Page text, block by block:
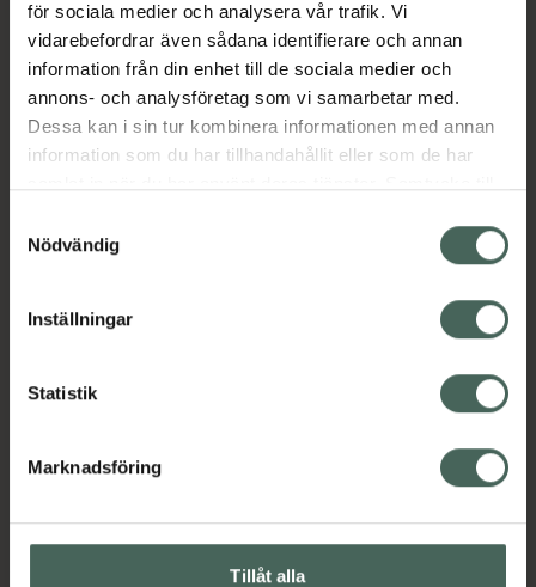
för sociala medier och analysera vår trafik. Vi
vidarebefordrar även sådana identifierare och annan
information från din enhet till de sociala medier och
annons- och analysföretag som vi samarbetar med.
Dessa kan i sin tur kombinera informationen med annan
information som du har tillhandahållit eller som de har
återkalla ditt samtycke via webbplatsens
cookieinställningar. Ett återkallat samtycke påverkar inte
lagligheten av behandling som skett innan återkallelsen.
Nödvändig
Inställningar
Statistik
Marknadsföring
Tillåt alla
Beskrivning
08721161238010
Kronans Apotek finns här för dig. Du hittar oss från Skåne i
datorn. Oavsett vem du är så är det vårt uppdrag att
med oss.
Kundservice
Kontakta oss